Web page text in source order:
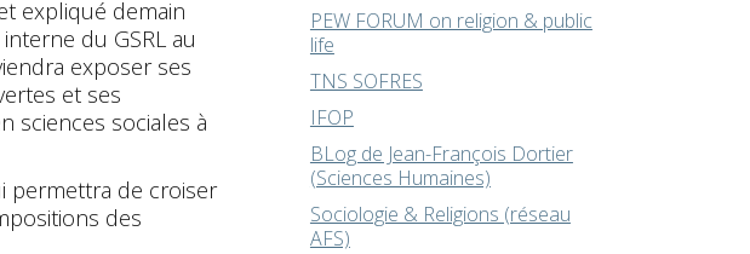
expliqué demain
du GSRL au
exposer ses
et ses
sciences sociales à
permettra de croiser
des
PEW FORUM on religion & public
life
TNS SOFRES
IFOP
BLog de Jean-François Dortier
(Sciences Humaines)
Sociologie & Religions (réseau
AFS)